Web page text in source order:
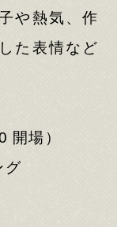
や熱気、作
た表情など
場）
グ